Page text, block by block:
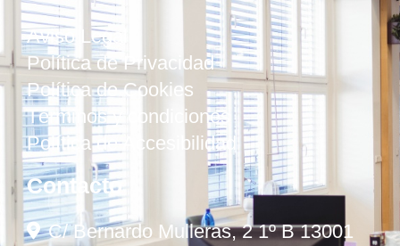
Aviso Legal
Política de Privacidad
Política de Cookies
Términos y condiciones
Política de Accesibilidad
Contacto
C/ Bernardo Mulleras, 2 1º B 13001